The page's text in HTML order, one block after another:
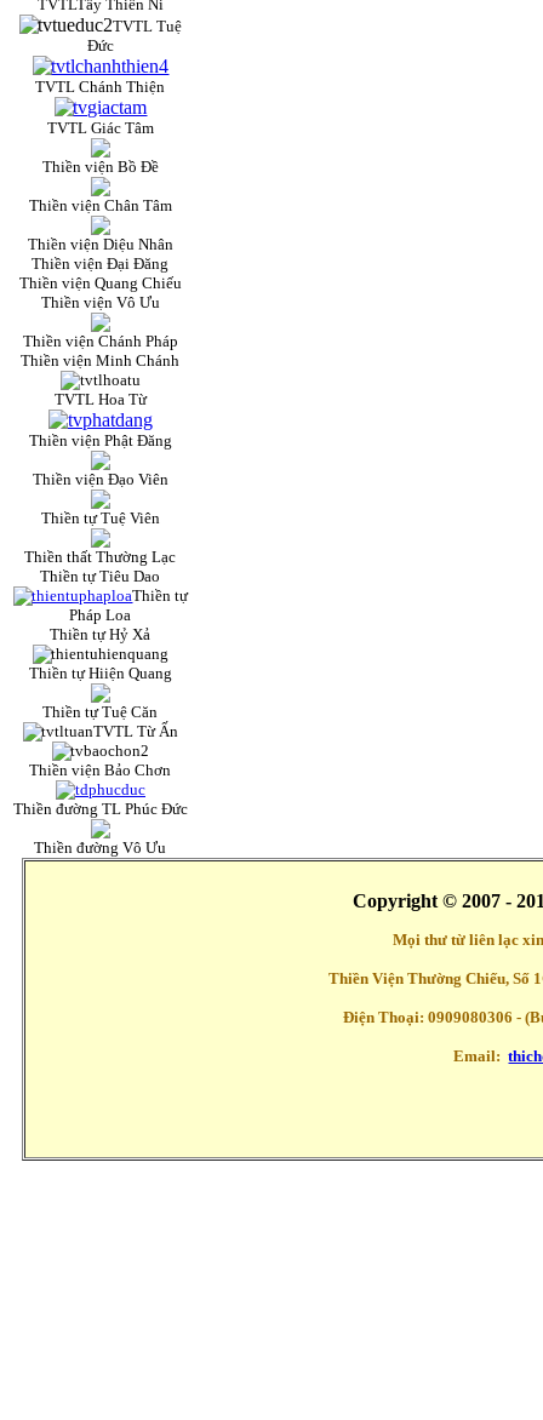
TVTLTây Thiên Ni
TVTL Tuệ
Đức
TVTL Chánh Thiện
TVTL Giác Tâm
Thiền viện Bồ Đề
Thiền viện Chân Tâm
Thiền viện Diệu Nhân
Thiền viện Đại Đăng
Thiền viện Quang Chiếu
Thiền viện Vô Ưu
Thiền viện Chánh Pháp
Thiền viện Minh Chánh
TVTL Hoa Từ
Thiền viện Phật Đăng
Thiền viện Đạo Viên
Thiền tự Tuệ Viên
Thiền thất Thường Lạc
Thiền tự Tiêu Dao
Thiền tự
Pháp Loa
Thiền tự Hỷ Xả
Thiền tự Hiiện Quang
Thiền tự Tuệ Căn
TVTL Từ Ấn
Thiền viện Bảo Chơn
Thiền đường TL Phúc Đức
Thiền đường Vô Ưu
Copyright © 2007 -
Mọi thư từ liên lạc
Thiền Viện Thường Chiếu, Số
Điện Thoại: 0909080306 -
Email: